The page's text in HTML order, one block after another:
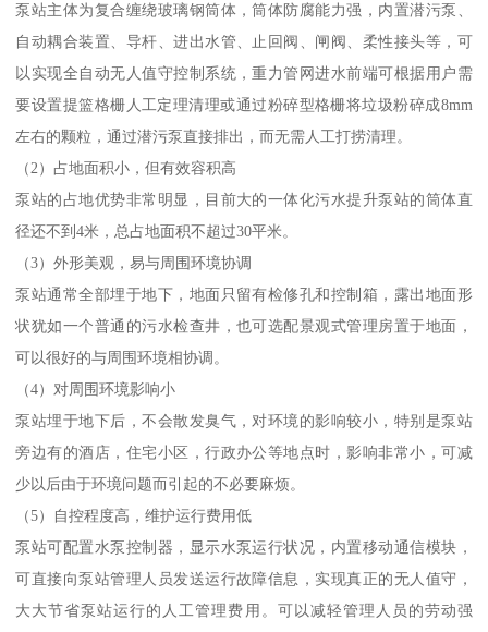
泵站主体为复合缠绕玻璃钢筒体，筒体防腐能力强，内置潜污泵、
自动耦合装置、导杆、进出水管、止回阀、闸阀、柔性接头等，可
以实现全自动无人值守控制系统，重力管网进水前端可根据用户需
要设置提篮格栅人工定理清理或通过粉碎型格栅将垃圾粉碎成8mm
左右的颗粒，通过潜污泵直接排出，而无需人工打捞清理。
（2）占地面积小，但有效容积高
泵站的占地优势非常明显，目前大的一体化污水提升泵站的筒体直
径还不到4米，总占地面积不超过30平米。
（3）外形美观，易与周围环境协调
泵站通常全部埋于地下，地面只留有检修孔和控制箱，露出地面形
状犹如一个普通的污水检查井，也可选配景观式管理房置于地面，
可以很好的与周围环境相协调。
（4）对周围环境影响小
泵站埋于地下后，不会散发臭气，对环境的影响较小，特别是泵站
旁边有的酒店，住宅小区，行政办公等地点时，影响非常小，可减
少以后由于环境问题而引起的不必要麻烦。
（5）自控程度高，维护运行费用低
泵站可配置水泵控制器，显示水泵运行状况，内置移动通信模块，
可直接向泵站管理人员发送运行故障信息，实现真正的无人值守，
大大节省泵站运行的人工管理费用。可以减轻管理人员的劳动强